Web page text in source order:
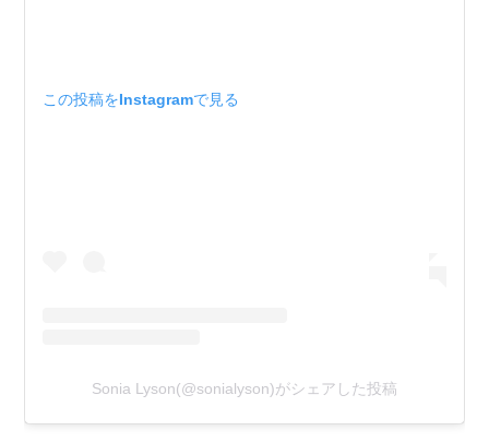
この投稿をInstagramで見る
Sonia Lyson(@sonialyson)がシェアした投稿